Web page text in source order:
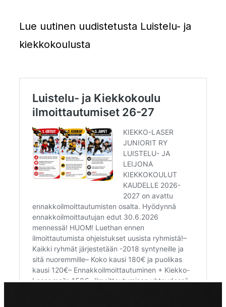
Lue uutinen uudistetusta Luistelu- ja
kiekkokoulusta